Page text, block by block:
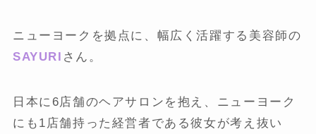
ニューヨークを拠点に、幅広く活躍する美容師の
SAYURI さん。
日本に6店舗のヘアサロンを抱え、ニューヨーク
にも1店舗持った経営者である彼女が考え抜い